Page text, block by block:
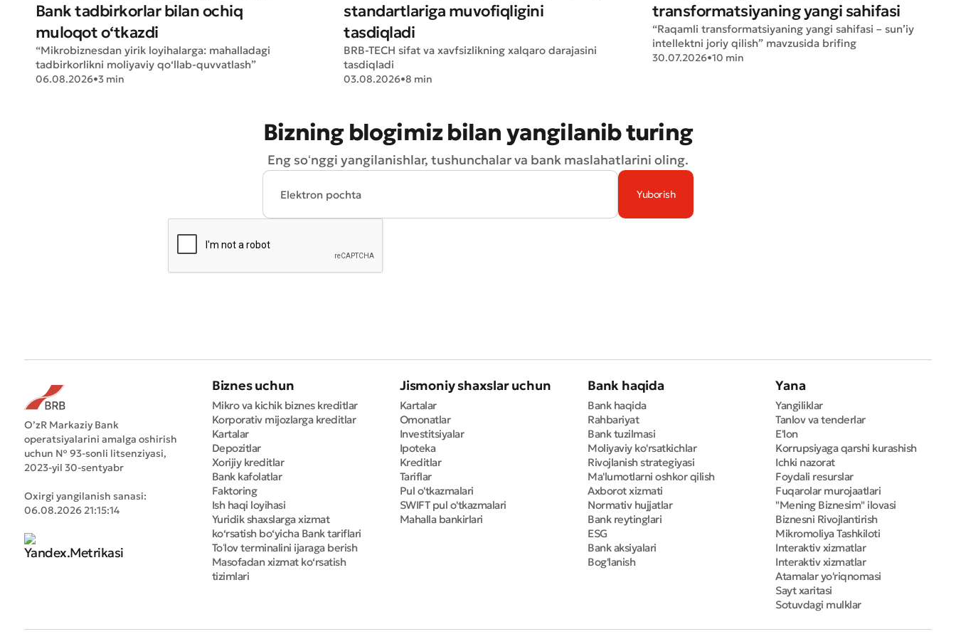
Yomon Aʼlo
Yuborish
Bank tadbirkorlar bilan ochiq
muloqot o‘tkazdi
“Mikrobiznesdan yirik loyihalarga: mahalladagi
tadbirkorlikni moliyaviy qo‘llab-quvvatlash”
06.08.2026•3 min
standartlariga muvofiqligini
tasdiqladi
BRB-TECH sifat va xavfsizlikning xalqaro darajasini
tasdiqladi
03.08.2026•8 min
transformatsiyaning yangi sahifasi
“Raqamli transformatsiyaning yangi sahifasi – sun’iy
intellektni joriy qilish” mavzusida brifing
30.07.2026•10 min
Bizning blogimiz bilan yangilanib turing
Eng soʻnggi yangilanishlar, tushunchalar va bank maslahatlarini oling.
O’zR Markaziy Bank
operatsiyalarini amalga oshirish
uchun № 93-sonli litsenziyasi,
2023-yil 30-sentyabr
Oxirgi yangilanish sanasi:
06.08.2026 21:15:14
Biznes uchun
Mikro va kichik biznes kreditlar
Korporativ mijozlarga kreditlar
Kartalar
Depozitlar
Xorijiy kreditlar
Bank kafolatlar
Faktoring
Ish haqi loyihasi
Yuridik shaxslarga xizmat
ko‘rsatish bo‘yicha Bank tariflari
Toʻlov terminalini ijaraga berish
Masofadan xizmat ko‘rsatish
tizimlari
Jismoniy shaxslar uchun
Kartalar
Omonatlar
Investitsiyalar
Ipoteka
Kreditlar
Tariflar
Pul o'tkazmalari
SWIFT pul o'tkazmalari
Mahalla bankirlari
Bank haqida
Bank haqida
Rahbariyat
Bank tuzilmasi
Moliyaviy ko'rsatkichlar
Rivojlanish strategiyasi
Ma'lumotlarni oshkor qilish
Axborot xizmati
Normativ hujjatlar
Bank reytinglari
ESG
Bank aksiyalari
Bog'lanish
Yana
Yangiliklar
Tanlov va tenderlar
E'lon
Korrupsiyaga qarshi kurashish
Ichki nazorat
Foydali resurslar
Fuqarolar murojaatlari
"Mening Biznesim" ilovasi
Biznesni Rivojlantirish
Mikromoliya Tashkiloti
Interaktiv xizmatlar
Interaktiv xizmatlar
Atamalar yo'riqnomasi
Sayt xaritasi
Sotuvdagi mulklar